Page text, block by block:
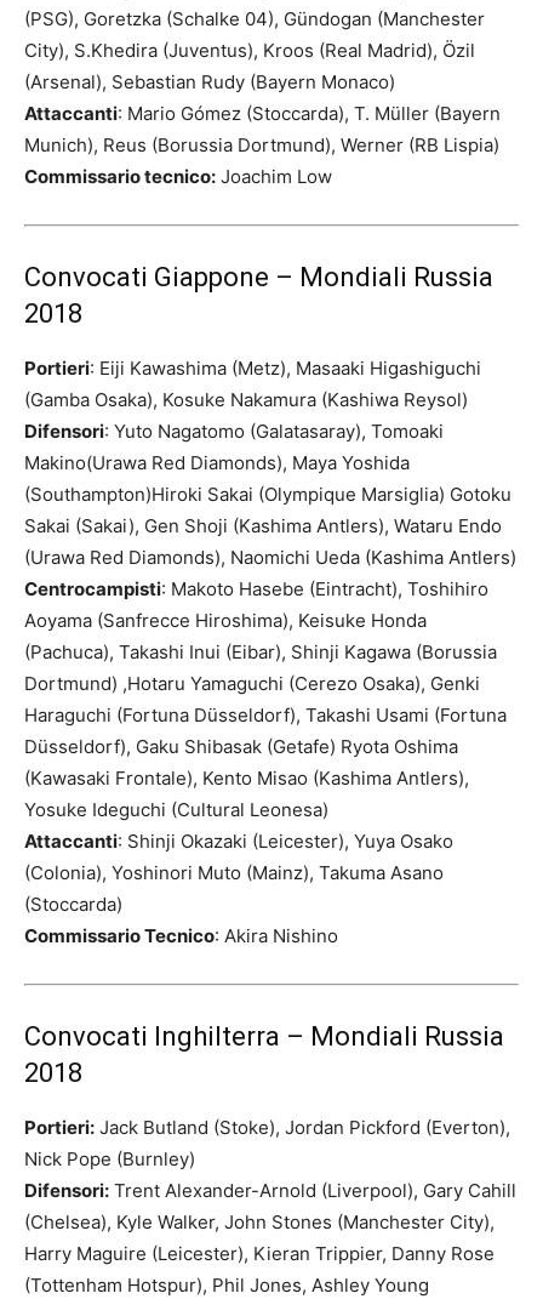
(PSG), Goretzka (Schalke 04), Gündogan (Manchester
City), S.Khedira (Juventus), Kroos (Real Madrid), Özil
(Arsenal), Sebastian Rudy (Bayern Monaco)
Attaccanti: Mario Gómez (Stoccarda), T. Müller (Bayern
Munich), Reus (Borussia Dortmund), Werner (RB Lispia)
Commissario tecnico: Joachim Low
Convocati Giappone – Mondiali Russia
2018
Portieri: Eiji Kawashima (Metz), Masaaki Higashiguchi
(Gamba Osaka), Kosuke Nakamura (Kashiwa Reysol)
Difensori: Yuto Nagatomo (Galatasaray), Tomoaki
Makino(Urawa Red Diamonds), Maya Yoshida
(Southampton)Hiroki Sakai (Olympique Marsiglia) Gotoku
Sakai (Sakai), Gen Shoji (Kashima Antlers), Wataru Endo
(Urawa Red Diamonds), Naomichi Ueda (Kashima Antlers)
Centrocampisti: Makoto Hasebe (Eintracht), Toshihiro
Aoyama (Sanfrecce Hiroshima), Keisuke Honda
(Pachuca), Takashi Inui (Eibar), Shinji Kagawa (Borussia
Dortmund) ,Hotaru Yamaguchi (Cerezo Osaka), Genki
Haraguchi (Fortuna Düsseldorf), Takashi Usami (Fortuna
Düsseldorf), Gaku Shibasak (Getafe) Ryota Oshima
(Kawasaki Frontale), Kento Misao (Kashima Antlers),
Yosuke Ideguchi (Cultural Leonesa)
Attaccanti: Shinji Okazaki (Leicester), Yuya Osako
(Colonia), Yoshinori Muto (Mainz), Takuma Asano
(Stoccarda)
Commissario Tecnico: Akira Nishino
Convocati Inghilterra – Mondiali Russia
2018
Portieri: Jack Butland (Stoke), Jordan Pickford (Everton),
Nick Pope (Burnley)
Difensori: Trent Alexander-Arnold (Liverpool), Gary Cahill
(Chelsea), Kyle Walker, John Stones (Manchester City),
Harry Maguire (Leicester), Kieran Trippier, Danny Rose
(Tottenham Hotspur), Phil Jones, Ashley Young